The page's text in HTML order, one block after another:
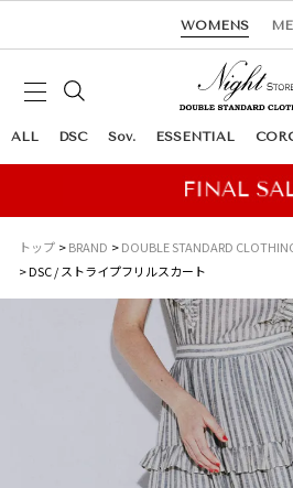
WOMENS
ALL DSC Sov. ESSENTIAL
トップ BRAND DOUBLE STANDARD
DSC / ストライプフリルスカート